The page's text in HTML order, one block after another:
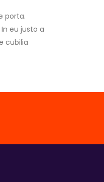
porta.
eu justo a
cubilia